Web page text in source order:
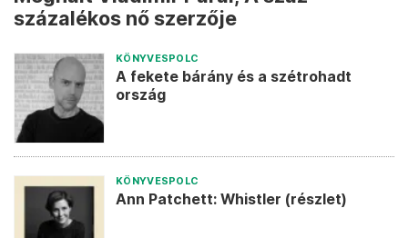
százalékos nő szerzője
KÖNYVESPOLC
A fekete bárány és a szétrohadt
ország
KÖNYVESPOLC
Ann Patchett: Whistler (részlet)